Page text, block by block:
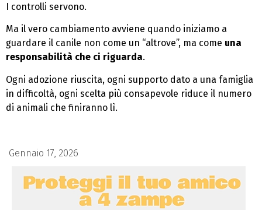
I controlli servono.
Ma il vero cambiamento avviene quando iniziamo a
guardare il canile non come un “altrove”, ma come una
responsabilità che ci riguarda.
Ogni adozione riuscita, ogni supporto dato a una famiglia
in difficoltà, ogni scelta più consapevole riduce il numero
di animali che finiranno lì.
Gennaio 17, 2026